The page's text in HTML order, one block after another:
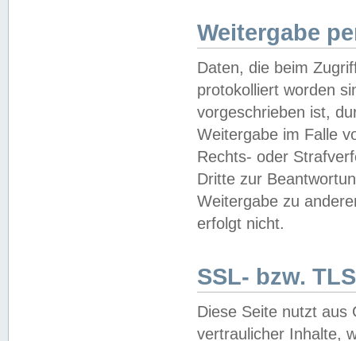
Weitergabe
Daten, die beim
protokolliert worden
vorgeschrieben ist,
Weitergabe im Falle
Rechts- oder
Dritte zur
Weitergabe zu
erfolgt nicht.
SSL- bzw.
Diese Seite nutzt aus
vertraulicher Inhalte,